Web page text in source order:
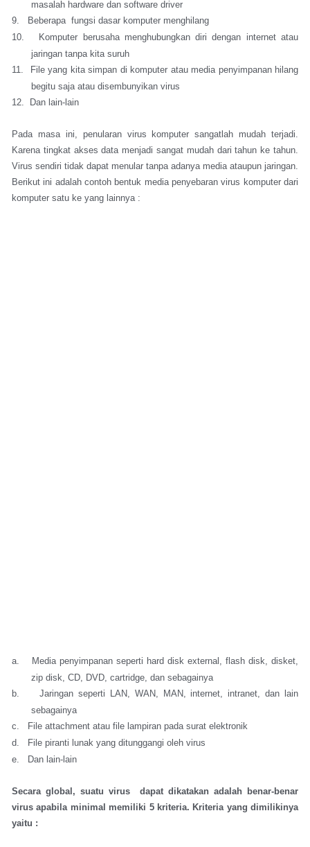
masalah hardware dan software driver
9.
Beberapa fungsi dasar komputer menghilang
10.
Komputer berusaha menghubungkan diri dengan internet atau
jaringan tanpa kita suruh
11.
File yang kita simpan di komputer atau media penyimpanan hilang
begitu saja atau disembunyikan virus
12.
Dan lain-lain
Pada masa ini, penularan virus komputer sangatlah mudah terjadi.
Karena tingkat akses data menjadi sangat mudah dari tahun ke tahun.
Virus sendiri tidak dapat menular tanpa adanya media ataupun jaringan.
Berikut ini adalah contoh bentuk media penyebaran virus komputer dari
komputer satu ke yang lainnya :
a.
Media penyimpanan seperti hard disk external, flash disk, disket,
zip disk, CD, DVD, cartridge, dan sebagainya
b.
Jaringan seperti LAN, WAN, MAN, internet, intranet, dan lain
sebagainya
c.
File attachment atau file lampiran pada surat elektronik
d.
File piranti lunak yang ditunggangi oleh virus
e.
Dan lain-lain
Secara global, suatu virus dapat dikatakan adalah benar-benar
virus apabila minimal memiliki 5 kriteria. Kriteria yang dimilikinya
yaitu :